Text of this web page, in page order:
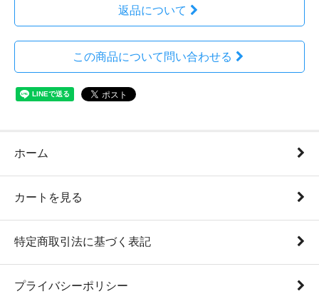
返品について
この商品について問い合わせる
ホーム
カートを見る
特定商取引法に基づく表記
プライバシーポリシー